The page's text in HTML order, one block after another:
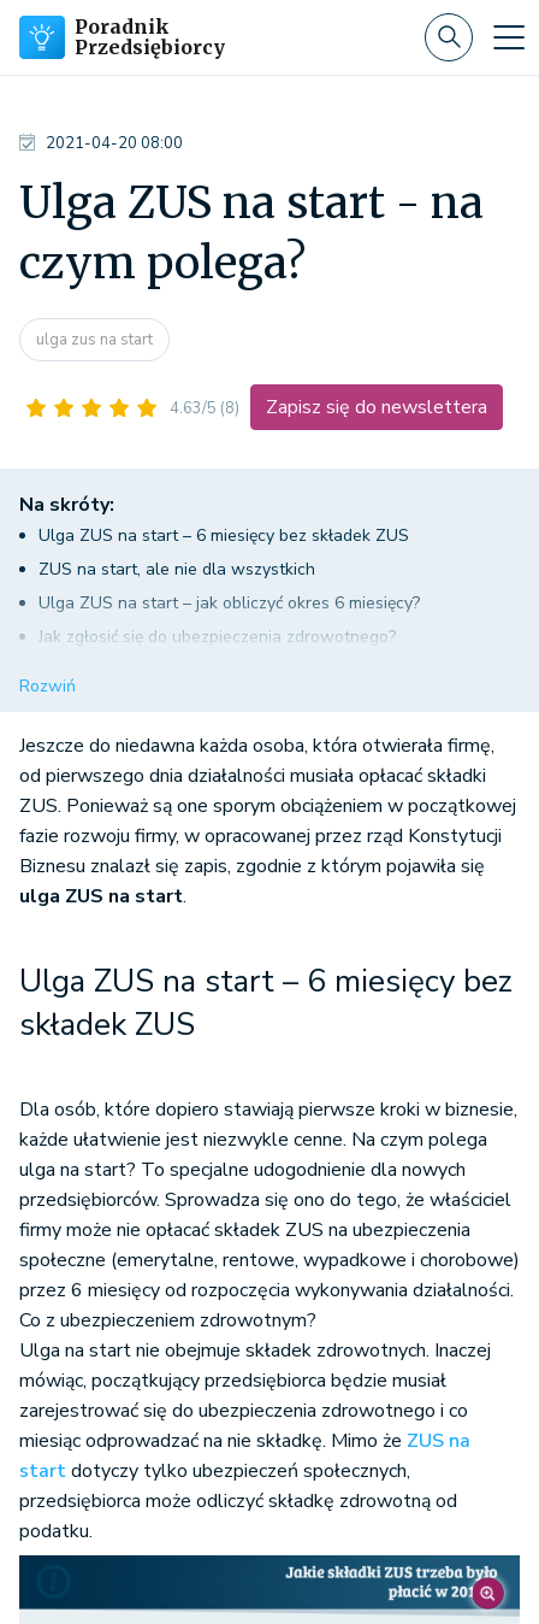
Poradnik
Przedsiębiorcy
2021-04-20 08:00
Ulga ZUS na start - na
czym polega?
ulga zus na start
4.63/5 (8) Zapisz się do newslettera
Na skróty:
Ulga ZUS na start – 6 miesięcy bez składek ZUS
ZUS na start, ale nie dla wszystkich
Ulga ZUS na start – jak obliczyć okres 6 miesięcy?
Jak zgłosić się do ubezpieczenia zdrowotnego?
Składki ZUS po uldze na start
Rozwiń
Jeszcze do niedawna każda osoba, która otwierała firmę,
od pierwszego dnia działalności musiała opłacać składki
ZUS. Ponieważ są one sporym obciążeniem w początkowej
fazie rozwoju firmy, w opracowanej przez rząd Konstytucji
Biznesu znalazł się zapis, zgodnie z którym pojawiła się
ulga ZUS na start.
Ulga ZUS na start – 6 miesięcy bez
składek ZUS
Dla osób, które dopiero stawiają pierwsze kroki w biznesie,
każde ułatwienie jest niezwykle cenne. Na czym polega
ulga na start? To specjalne udogodnienie dla nowych
przedsiębiorców. Sprowadza się ono do tego, że właściciel
firmy może nie opłacać składek ZUS na ubezpieczenia
społeczne (emerytalne, rentowe, wypadkowe i chorobowe)
przez 6 miesięcy od rozpoczęcia wykonywania działalności.
Co z ubezpieczeniem zdrowotnym?
Ulga na start nie obejmuje składek zdrowotnych. Inaczej
mówiąc, początkujący przedsiębiorca będzie musiał
zarejestrować się do ubezpieczenia zdrowotnego i co
miesiąc odprowadzać na nie składkę. Mimo że ZUS na
startdotyczy tylko ubezpieczeń społecznych,
przedsiębiorca może odliczyć składkę zdrowotną od
podatku.